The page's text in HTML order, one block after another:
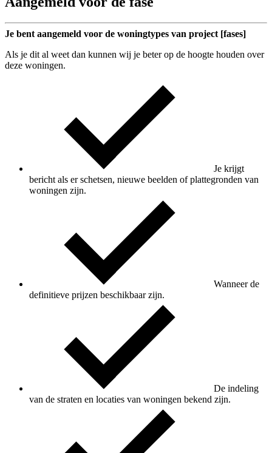
Je bent aangemeld voor de woningtypes van project [fases]
Als je dit al weet dan kunnen wij je beter op de hoogte houden over
deze woningen.
Je krijgt
bericht als er schetsen, nieuwe beelden of plattegronden van
woningen zijn.
Wanneer de
definitieve prijzen beschikbaar zijn.
De indeling
van de straten en locaties van woningen bekend zijn.